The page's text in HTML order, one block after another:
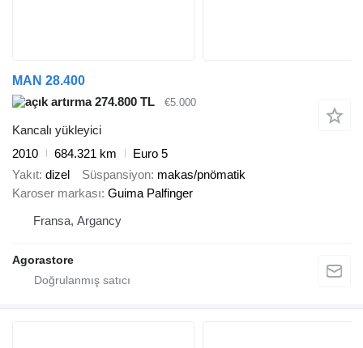
MAN 28.400
274.800 TL
€5.000
Kancalı yükleyici
2010
684.321 km
Euro 5
Yakıt dizel Süspansiyon makas/pnömatik
Karoser markası Guima Palfinger
Fransa, Argancy
Agorastore